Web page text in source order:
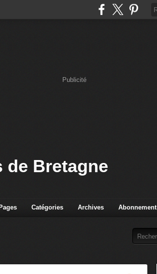
Publicité
de Bretagne
Pages Catégories Archives Abonnement